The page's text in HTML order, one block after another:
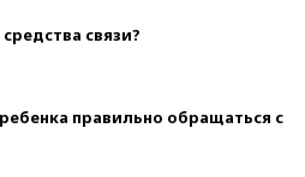
связи?
правильно обращаться с